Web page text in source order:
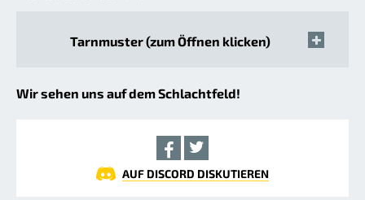
Tarnmuster (zum Öffnen klicken)
Wir sehen uns auf dem Schlachtfeld!
AUF DISCORD DISKUTIEREN